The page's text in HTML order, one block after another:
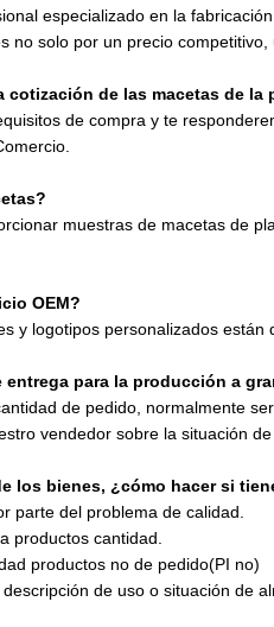
especializado en la
no solo por un precio
cotización de las macetas de la
de compra y te
muestras de macetas de
OEM?
y logotipos personalizados
entrega para la producción a
de pedido, normalmente
vendedor sobre la situación
los bienes, ¿cómo hacer si
parte del problema de calidad.
productos cantidad.
productos no de pedido(PI no)
de uso o situación de